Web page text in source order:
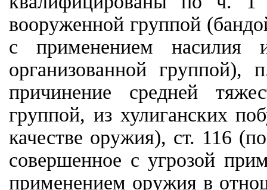
вооруженной группой
с применением насилия
организованной
причинение средней
группой, из хулиганских
качестве оружия), ст. 116
совершенное с угрозой
применением оружия в